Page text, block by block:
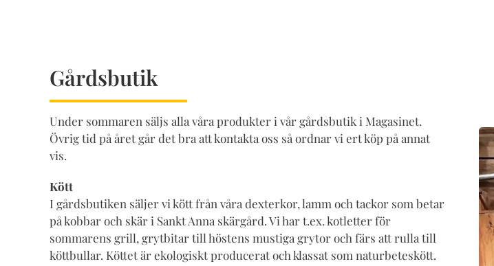
Gårdsbutik
Under sommaren säljs alla våra produkter i vår gårdsbutik i Magasinet.
Övrig tid på året går det bra att kontakta oss så ordnar vi ert köp på annat
vis.
Kött
I gårdsbutiken säljer vi kött från våra dexterkor, lamm och tackor som betar
på kobbar och skär i Sankt Anna skärgård. Vi har t.ex. kotletter för
sommarens grill, grytbitar till höstens mustiga grytor och färs att rulla till
köttbullar. Köttet är ekologiskt producerat och klassat som naturbeteskött.